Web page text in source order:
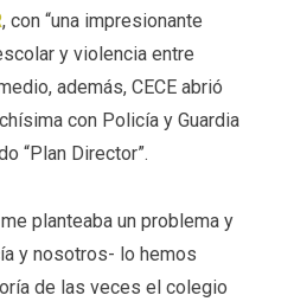
, con “una impresionante
y violencia entre
además, CECE abrió
con Policía y Guardia
“Plan Director”.
planteaba un problema y
y nosotros- lo hemos
de las veces el colegio